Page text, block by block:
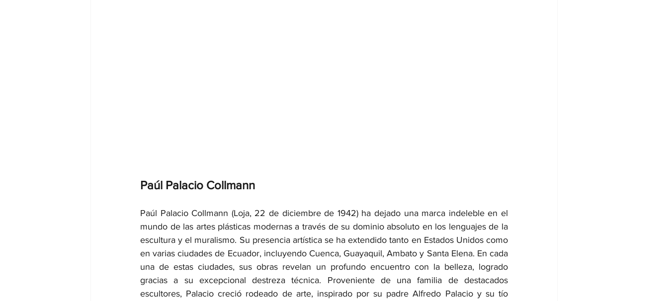
Paúl Palacio Collmann
Paúl Palacio Collmann (Loja, 22 de diciembre de 1942) ha dejado una marca indeleble en el
mundo de las artes plásticas modernas a través de su dominio absoluto en los lenguajes de la
escultura y el muralismo. Su presencia artística se ha extendido tanto en Estados Unidos como
en varias ciudades de Ecuador, incluyendo Cuenca, Guayaquil, Ambato y Santa Elena. En cada
una de estas ciudades, sus obras revelan un profundo encuentro con la belleza, logrado
gracias a su excepcional destreza técnica. Proveniente de una familia de destacados
escultores, Palacio creció rodeado de arte, inspirado por su padre Alfredo Palacio y su tío